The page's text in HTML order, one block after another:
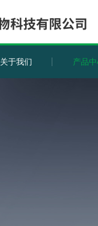
关于我们 产品